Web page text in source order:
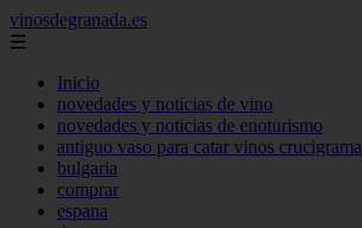
vinosdegranada.es
☰
Inicio
novedades y noticias de vino
novedades y noticias de enoturismo
antiguo vaso para catar vinos crucigrama
bulgaria
comprar
espana